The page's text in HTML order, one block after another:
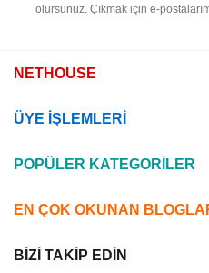
olursunuz. Çıkmak için e-
NETHOUSE
ÜYE İŞLEMLERİ
POPÜLER KATEGORİLER
EN ÇOK OKUNAN
BİZİ TAKİP EDİN